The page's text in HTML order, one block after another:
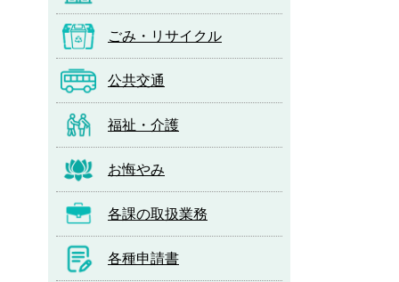
ごみ・リサイクル
公共交通
福祉・介護
お悔やみ
各課の取扱業務
各種申請書